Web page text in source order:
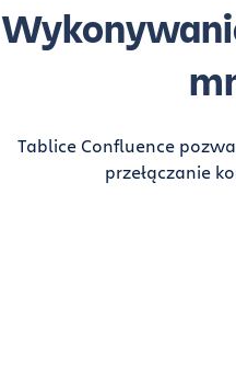
Tablice Confluence
przełączanie